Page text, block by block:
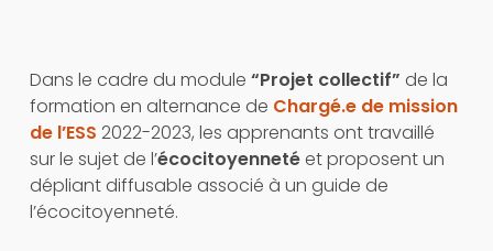
Dans le cadre du module “Projet collectif” de la
formation en alternance de Chargé.e de mission
de l’ESS 2022-2023, les apprenants ont travaillé
sur le sujet de l’écocitoyennetéet proposent un
dépliant diffusable associé à un guide de
l’écocitoyenneté.